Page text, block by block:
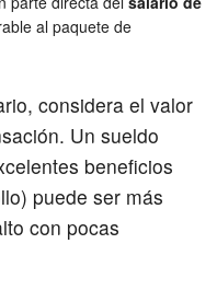
al paquete de
considera el valor
Un sueldo
beneficios
puede ser más
con pocas